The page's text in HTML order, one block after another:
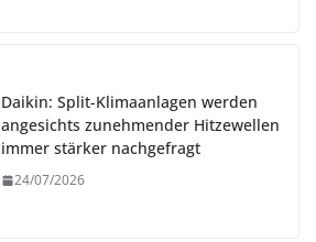
Daikin: Split-Klimaanlagen werden
angesichts zunehmender Hitzewellen
immer stärker nachgefragt
24/07/2026